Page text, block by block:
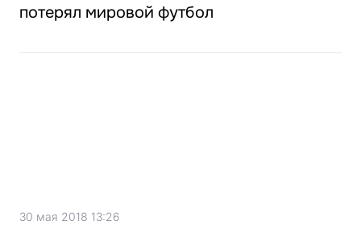
потерял мировой футбол
30 мая 2018 13:26